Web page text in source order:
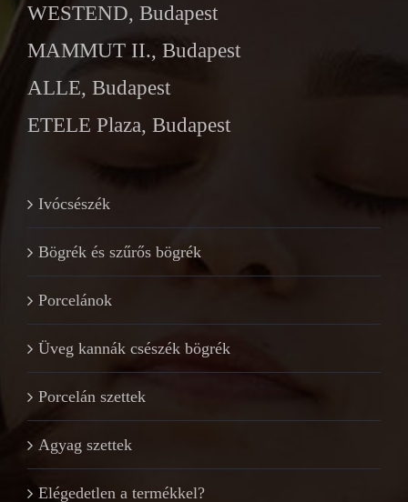
WESTEND, Budapest
MAMMUT II., Budapest
ALLE, Budapest
ETELE Plaza, Budapest
Ivócsészék
Bögrék és szűrős bögrék
Porcelánok
Üveg kannák csészék bögrék
Porcelán szettek
Agyag szettek
Elégedetlen a termékkel?